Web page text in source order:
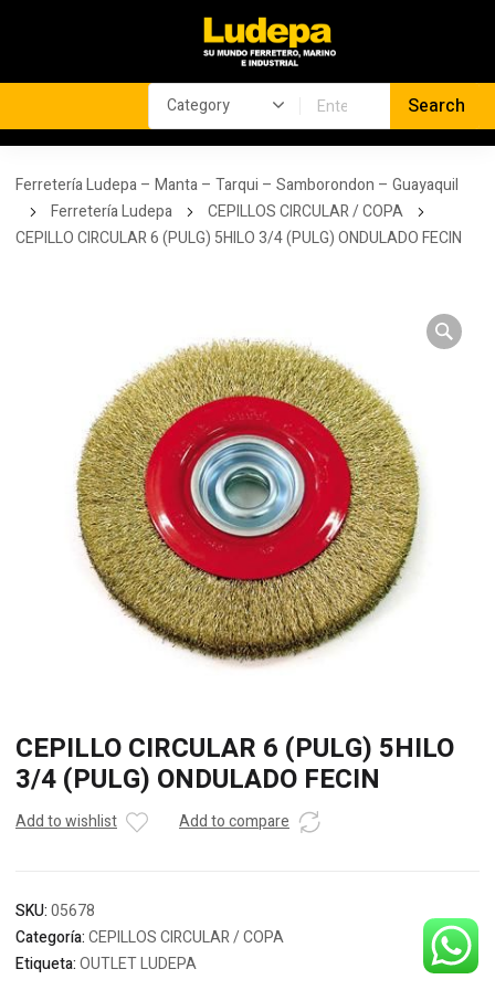
Ferretería Ludepa – Manta – Tarqui – Samborondon – Guayaquil
Ferretería Ludepa
CEPILLOS CIRCULAR / COPA
CEPILLO CIRCULAR 6 (PULG) 5HILO 3/4 (PULG) ONDULADO FECIN
CEPILLO CIRCULAR 6 (PULG) 5HILO
3/4 (PULG) ONDULADO FECIN
Add to wishlist Add to compare
SKU:05678
Categoría:CEPILLOS CIRCULAR / COPA
Etiqueta:OUTLET LUDEPA